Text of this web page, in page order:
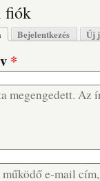
fiók
(aktív fül)
Bejelentkezés Új
*
megengedett. Az
e-mail